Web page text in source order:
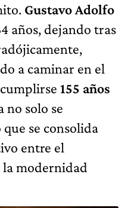
Gustavo Adolfo
años, dejando tras
a caminar en el
155 años
no solo se
se consolida
entre el
modernidad